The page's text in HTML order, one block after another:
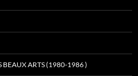
BEAUX ARTS (1980-1986 )